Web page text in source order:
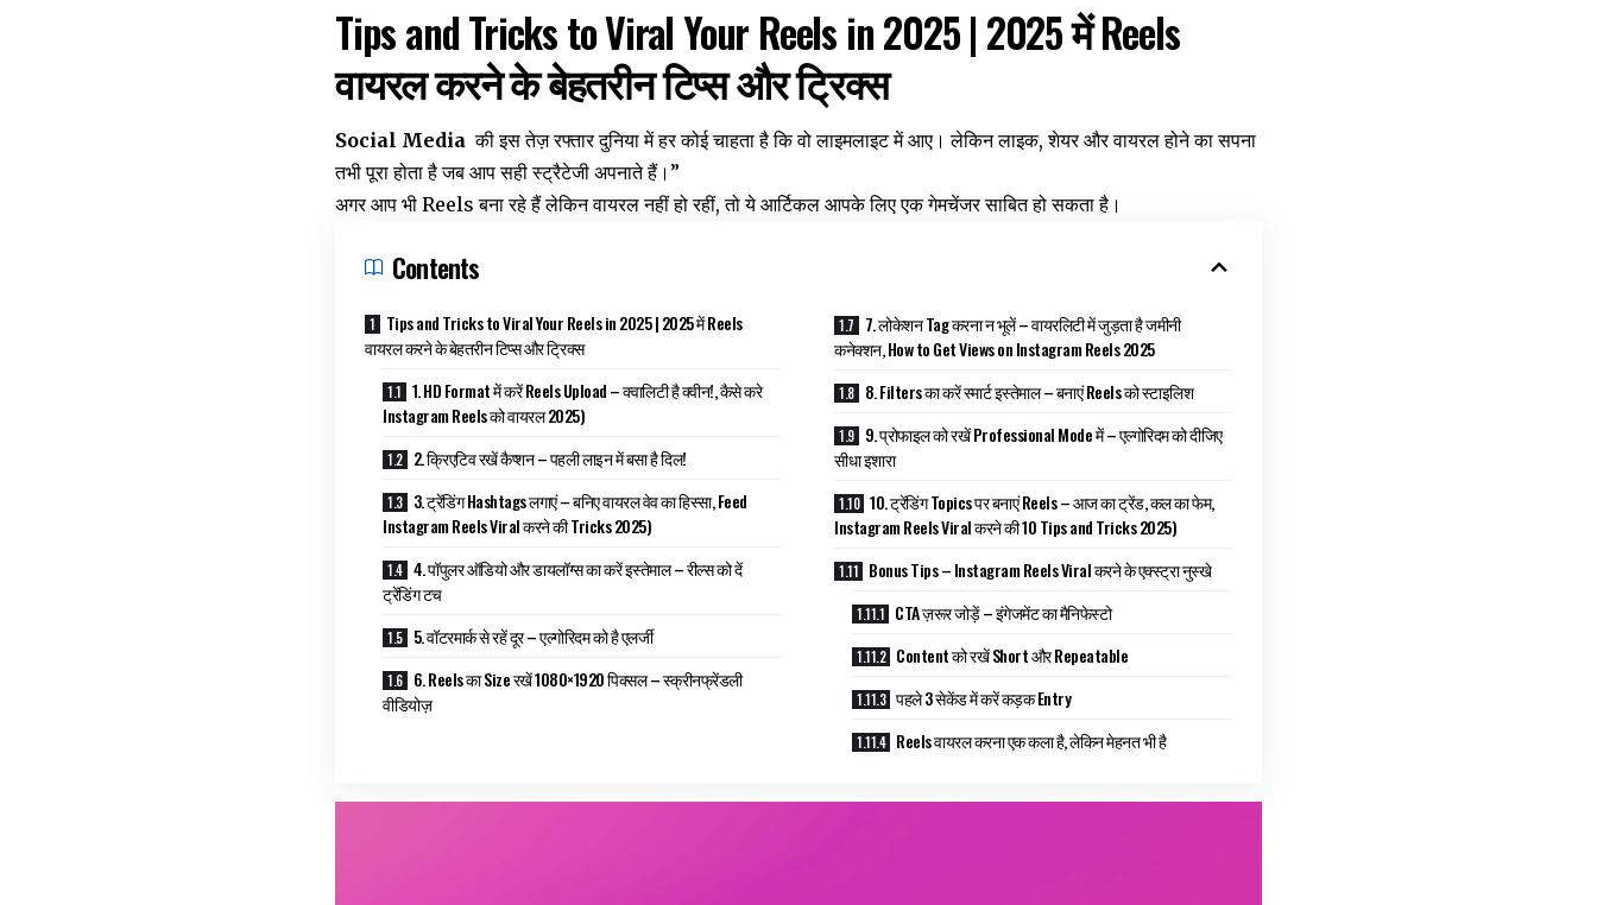
Tips and Tricks to Viral Your Reels in 2025 | 2025 में Reels
वायरल करने के बेहतरीन टिप्स और ट्रिक्स
Social Media की इस तेज़ रफ्तार दुनिया में हर कोई चाहता है कि वो लाइमलाइट में आए। लेकिन लाइक, शेयर और वायरल होने का सपना
तभी पूरा होता है जब आप सही स्ट्रैटेजी अपनाते हैं।”
अगर आप भी Reels बना रहे हैं लेकिन वायरल नहीं हो रहीं, तो ये आर्टिकल आपके लिए एक गेमचेंजर साबित हो सकता है।
Contents
Tips and Tricks to Viral Your Reels in 2025 | 2025 में Reels
वायरल करने के बेहतरीन टिप्स और ट्रिक्स
1. HD Format में करें Reels Upload – क्वालिटी है क्वीन!, कैसे करे
Instagram Reels को वायरल 2025)
2. क्रिएटिव रखें कैप्शन – पहली लाइन में बसा है दिल!
3. ट्रेंडिंग Hashtags लगाएं – बनिए वायरल वेव का हिस्सा, Feed
Instagram Reels Viral करने की Tricks 2025)
4. पॉपुलर ऑडियो और डायलॉग्स का करें इस्तेमाल – रील्स को दें
ट्रेंडिंग टच
5. वॉटरमार्क से रहें दूर – एल्गोरिदम को है एलर्जी
6. Reels का Size रखें 1080×1920 पिक्सल – स्क्रीनफ्रेंडली
वीडियोज़
7. लोकेशन Tag करना न भूलें – वायरलिटी में जुड़ता है जमीनी
कनेक्शन, How to Get Views on Instagram Reels 2025
8. Filters का करें स्मार्ट इस्तेमाल – बनाएं Reels को स्टाइलिश
9. प्रोफाइल को रखें Professional Mode में – एल्गोरिदम को दीजिए
सीधा इशारा
10. ट्रेंडिंग Topics पर बनाएं Reels – आज का ट्रेंड, कल का फेम,
Instagram Reels Viral करने की 10 Tips and Tricks 2025)
Bonus Tips – Instagram Reels Viral करने के एक्स्ट्रा नुस्खे
CTA ज़रूर जोड़ें – इंगेजमेंट का मैनिफेस्टो
Content को रखें Short और Repeatable
पहले 3 सेकेंड में करें कड़क Entry
Reels वायरल करना एक कला है, लेकिन मेहनत भी है